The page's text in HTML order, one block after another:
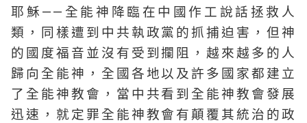
耶穌——全能神降臨在中國作工說話拯救人
類，同樣遭到中共執政黨的抓捕迫害，但神
的國度福音並沒有受到攔阻，越來越多的人
歸向全能神，全國各地以及許多國家都建立
了全能神教會，當中共看到全能神教會發展
迅速，就定罪全能神教會有顛覆其統治的政